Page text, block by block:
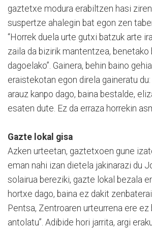
gaztetxe modura erabiltzen hasi
suspertze ahalegin bat egon zen
“Horrek duela urte gutxi batzuk arte
zaila da bizirik mantentzea, benetako
dagoelako”. Gainera, behin baino
eraistekotan egon direla gaineratu du:
arauz kanpo dago, baina bestalde,
esaten dute. Ez da erraza horrekin
Gazte lokal gisa
Azken urteetan, gaztetxoen gune
eman nahi izan dietela jakinarazi du
solairua bereziki, gazte lokal bezala
hortxe dago, baina ez dakit
Pentsa, Zentroaren urteurrena ere ez
antolatu”. Adibide hori jarrita, argi